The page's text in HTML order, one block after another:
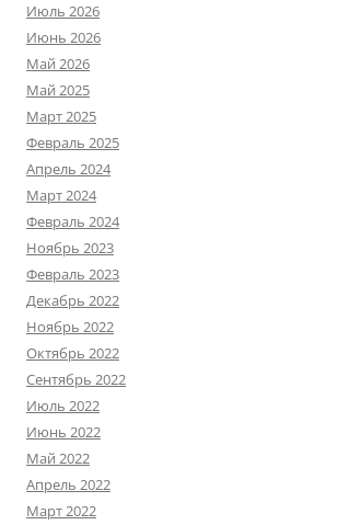
Июль 2026
Июнь 2026
Май 2026
Май 2025
Март 2025
Февраль 2025
Апрель 2024
Март 2024
Февраль 2024
Ноябрь 2023
Февраль 2023
Декабрь 2022
Ноябрь 2022
Октябрь 2022
Сентябрь 2022
Июль 2022
Июнь 2022
Май 2022
Апрель 2022
Март 2022